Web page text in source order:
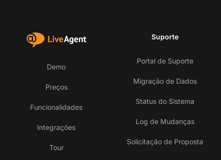
Demo
Preços
Funcionalidades
Integrações
Tour
Suporte
Portal de Suporte
Migração de Dados
Status do Sistema
Log de Mudanças
Solicitação de Proposta